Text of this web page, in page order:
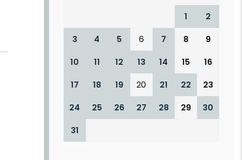
1
2
3
4 5 6 7 8
9
10
11 12 13 14 15
16
17
18 19 20 21 22
23
24
25 26 27 28 29
30
31